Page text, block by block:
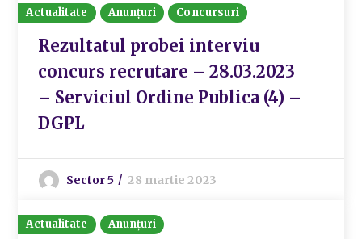
Actualitate Anunțuri Concursuri
Rezultatul probei interviu
concurs recrutare – 28.03.2023
– Serviciul Ordine Publica (4) –
DGPL
Sector 5 28 martie 2023
Actualitate Anunțuri